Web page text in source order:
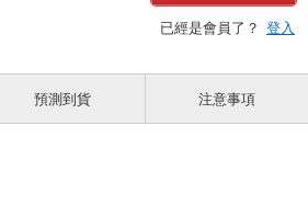
已經是會員了？ 登入
預測到貨 注意事項